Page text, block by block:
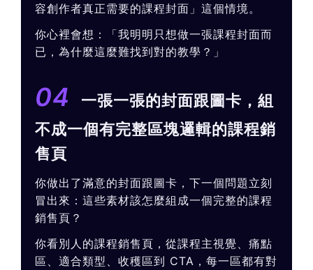
容創作者真正需要的課程封面」這個情境。
你心裡會想：「我明明只想做一張課程封面而
已，為什麼這麼難找到對的教學？」
04
一張一張的封面跟圖卡，組
不成一個有完整區塊邏輯的課程銷
售頁
你做出了滿意的封面跟圖卡，下一個問題立刻
冒出來：這些素材該怎麼組成一個完整的課程
銷售頁？
你看別人的課程銷售頁，從課程主視覺、痛點
區、適合類型、收穫區到 CTA，每一區都有對